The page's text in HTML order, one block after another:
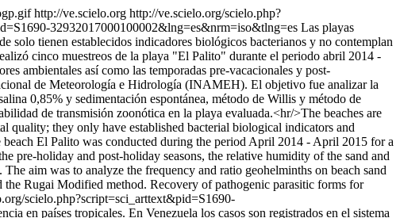
http://ve.scielo.org http://ve.scielo.org/scielo.php?
32932017000100002&lng=es&nrm=iso&tlng=es Las playas
solo tienen establecidos indicadores biológicos bacterianos y no contemplan
cinco muestreos de la playa "El Palito" durante el periodo abril 2014 -
ambientales así como las temporadas pre-vacacionales y post-
de Meteorología e Hidrología (INAMEH). El objetivo fue analizar la
0,85% y sedimentación espontánea, método de Willis y método de
de transmisión zoonótica en la playa evaluada.<hr/>The beaches are
quality; they only have established bacterial biological indicators and
El Palito was conducted during the period April 2014 - April 2015 for a
pre-holiday and post-holiday seasons, the relative humidity of the sand and
aim was to analyze the frequency and ratio geohelminths on beach sand
Rugai Modified method. Recovery of pathogenic parasitic forms for
scielo.php?script=sci_arttext&pid=S1690-
en países tropicales. En Venezuela los casos son registrados en el sistema